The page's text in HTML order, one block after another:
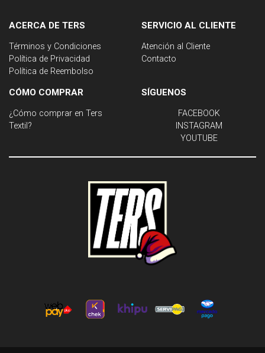
ACERCA DE TERS
Términos y Condiciones
Política de Privacidad
Política de Reembolso
SERVICIO AL CLIENTE
Atención al Cliente
Contacto
CÓMO COMPRAR
¿Cómo comprar en Ters
Textil?
SÍGUENOS
FACEBOOK
INSTAGRAM
YOUTUBE